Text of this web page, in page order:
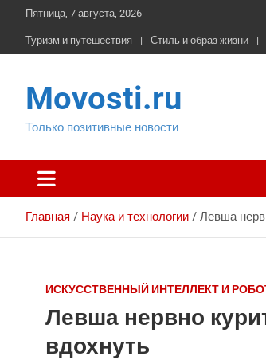
Перейти
содержимому
Пятница, 7 августа, 2026
Туризм и путешествия Стиль и образ жизни
Movosti.ru
Только позитивные новости
Главная Наука и технологии Левша
ИСКУССТВЕННЫЙ ИНТЕЛЛЕКТ И
Левша нервно
вдохнуть